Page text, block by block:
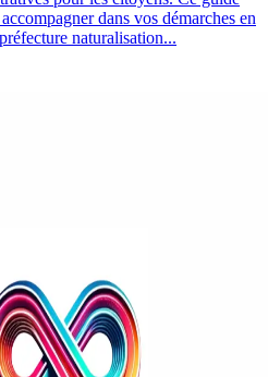
dans vos démarches en
naturalisation...